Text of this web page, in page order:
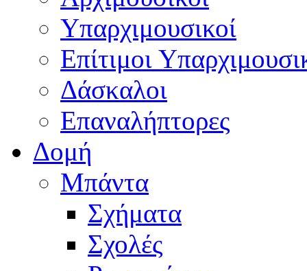
Υπαρχιμουσικοί
Επίτιμοι
Δάσκαλοι
Επαναλήπτορες
Δομή
Μπάντα
Σχήματα
Σχολές